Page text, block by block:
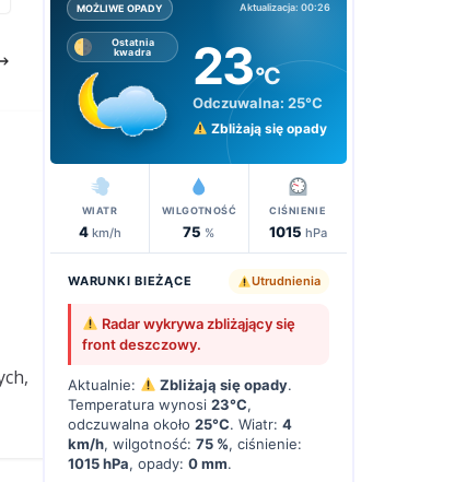
MOŻLIWE OPADY Aktualizacja: 00:26
Ostatnia
kwadra
23°C
Odczuwalna: 25°C
Zbliżają się opady
WIATR
4km/h
WILGOTNOŚĆ
75 %
CIŚNIENIE
1015 hPa
WARUNKI BIEŻĄCE Utrudnienia
Radar wykrywa zbliżąjący się
front deszczowy.
Aktualnie: Zbliżają się opady.
Temperatura wynosi 23°C,
odczuwalna około 25°C. Wiatr: 4
km/h, wilgotność: 75 %, ciśnienie:
1015 hPa, opady: 0 mm.